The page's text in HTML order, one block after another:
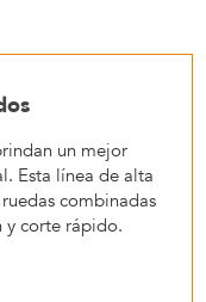
un mejor
Esta línea de alta
combinadas
y corte rápido.